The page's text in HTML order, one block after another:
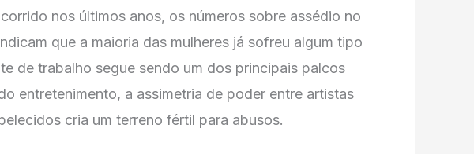
nos últimos anos, os números sobre assédio no
que a maioria das mulheres já sofreu algum tipo
de trabalho segue sendo um dos principais palcos
entretenimento, a assimetria de poder entre artistas
cria um terreno fértil para abusos.